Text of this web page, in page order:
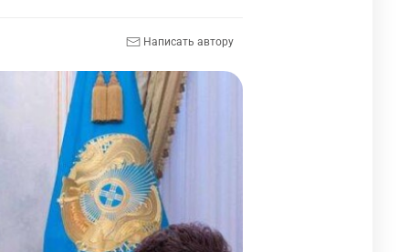
Написать автору